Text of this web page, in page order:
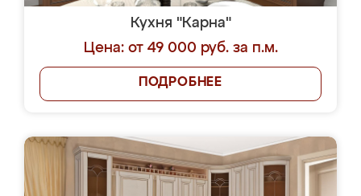
Кухня "Карна"
Цена: от 49 000 руб. за п.м.
ПОДРОБНЕЕ